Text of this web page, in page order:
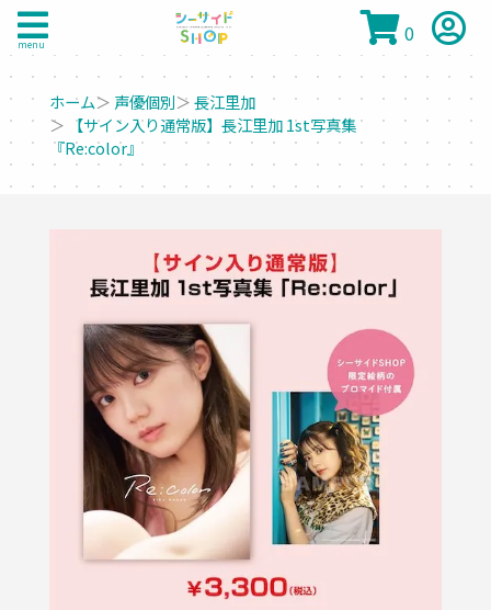
menu 0
ホーム＞ 声優個別＞長江里加
＞ 【サイン入り通常版】長江里加 1st写真集
『Re:color』